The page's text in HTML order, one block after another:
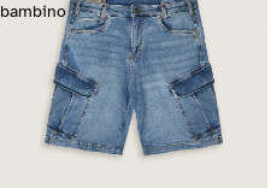
bambino